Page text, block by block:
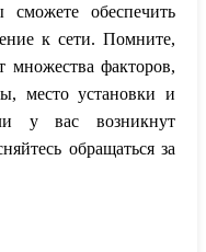
сможете обеспечить
к сети. Помните,
множества факторов,
место установки и
у вас возникнут
обращаться за